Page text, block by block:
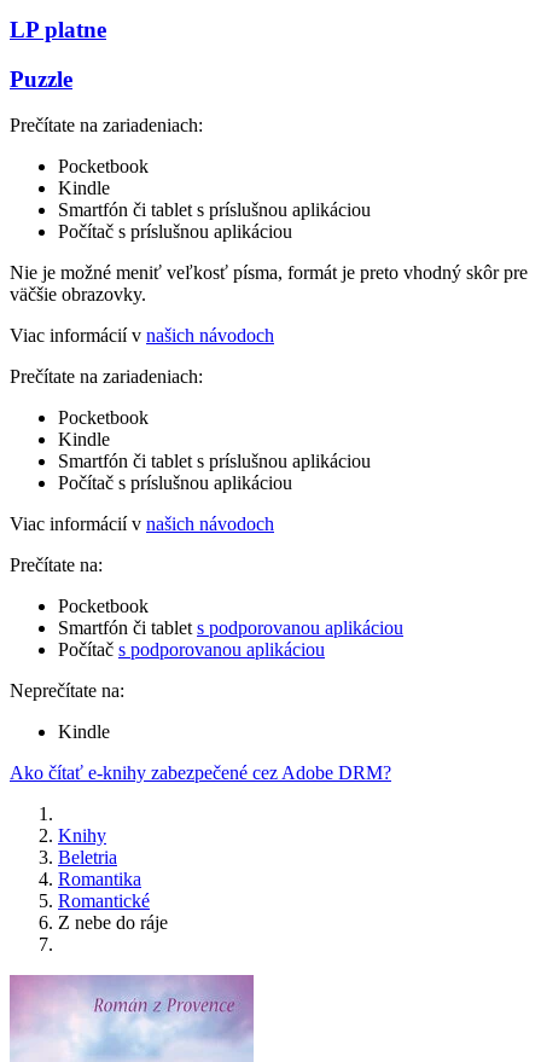
LP platne
Puzzle
Prečítate na zariadeniach:
Pocketbook
Kindle
Smartfón či tablet s príslušnou aplikáciou
Počítač s príslušnou aplikáciou
Nie je možné meniť veľkosť písma, formát je preto vhodný skôr pre
väčšie obrazovky.
Viac informácií v našich návodoch
Prečítate na zariadeniach:
Pocketbook
Kindle
Smartfón či tablet s príslušnou aplikáciou
Počítač s príslušnou aplikáciou
Viac informácií v našich návodoch
Prečítate na:
Pocketbook
Smartfón či tablet s podporovanou aplikáciou
Počítač s podporovanou aplikáciou
Neprečítate na:
Kindle
Ako čítať e-knihy zabezpečené cez Adobe DRM?
Knihy
Beletria
Romantika
Romantické
Z nebe do ráje